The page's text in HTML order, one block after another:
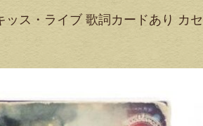
ス・ライブ 歌詞カードあり カ